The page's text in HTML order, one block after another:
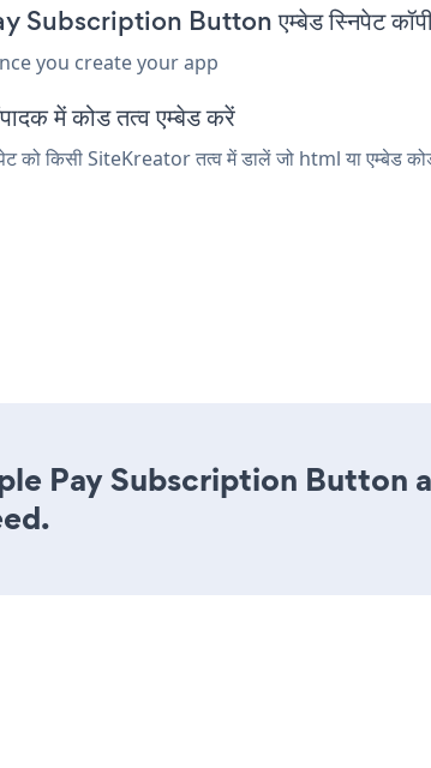
Subscription Button एम्बेड स्निपेट
you create your app
में कोड तत्व एम्बेड करें
किसी SiteKreator तत्व में डालें जो html या एम्बेड
Pay Subscription Button